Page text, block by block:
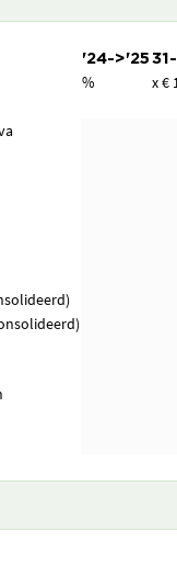
'24->'25
% x €